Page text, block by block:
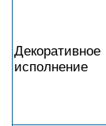
Декоративное
исполнение